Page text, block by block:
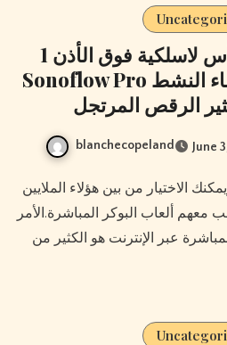
سماعات رأس لاسلكية فوق الأذن 1more
Sonoflow Pro بخاصية إلغاء الضوضاء النشط
الرقص المرتجل
blanchecopeland June
معهم ألعاب البوكر المباشرة.الأمر